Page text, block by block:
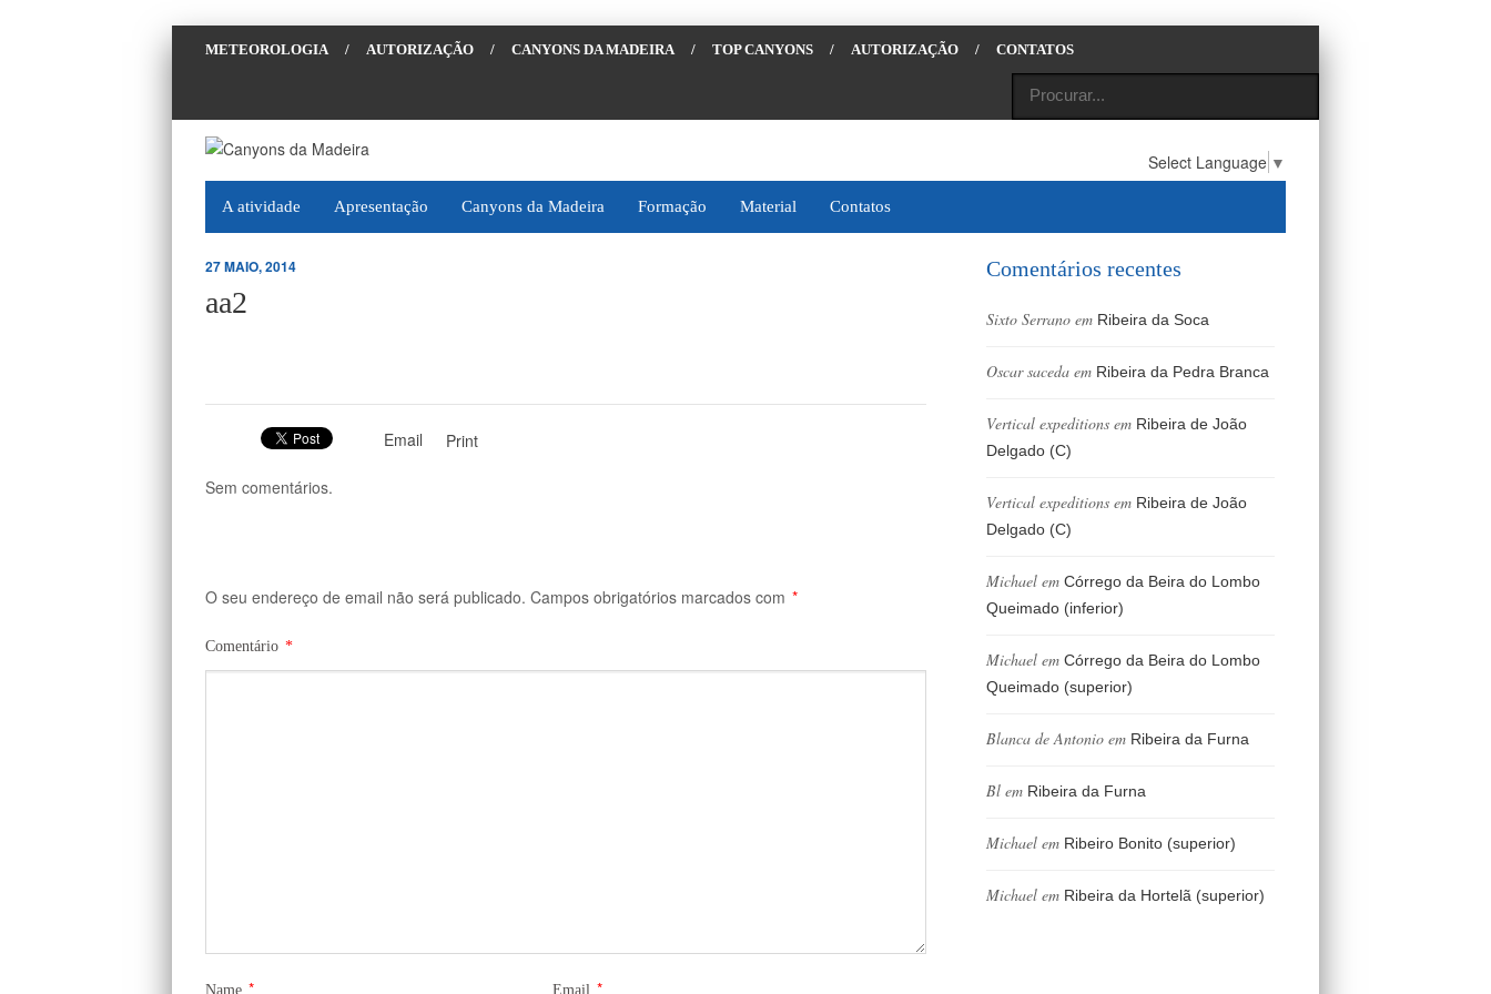
METEOROLOGIA / AUTORIZAÇÃO / CANYONS DA MADEIRA / TOP CANYONS / AUTORIZAÇÃO / CONTATOS
Select Language ▼
A atividade Apresentação Canyons da Madeira Formação Material Contatos
27 MAIO, 2014
aa2
Email Print
Sem comentários.
O seu endereço de email não será publicado. Campos obrigatórios marcados com *
Comentário *
Name * Email *
Comentários recentes
Sixto Serrano em Ribeira da Soca
Oscar saceda em Ribeira da Pedra Branca
Vertical expeditions em Ribeira de João
Delgado (C)
Vertical expeditions em Ribeira de João
Delgado (C)
Michael em Córrego da Beira do Lombo
Queimado (inferior)
Michael em Córrego da Beira do Lombo
Queimado (superior)
Blanca de Antonio em Ribeira da Furna
Bl em Ribeira da Furna
Michael em Ribeiro Bonito (superior)
Michael em Ribeira da Hortelã (superior)